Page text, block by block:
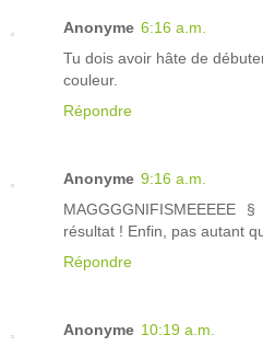
Anonyme 6:16 a.m.
Tu dois avoir hâte de
couleur.
Répondre
Anonyme 9:16 a.m.
résultat ! Enfin, pas autant
Répondre
Anonyme 10:19 a.m.